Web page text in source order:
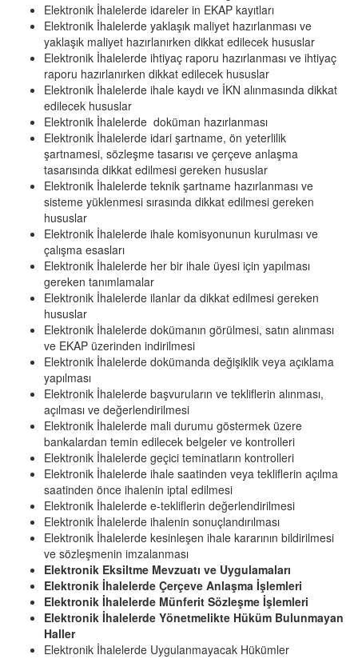
Elektronik İhalelerde idareler in EKAP kayıtları
Elektronik İhalelerde yaklaşık maliyet hazırlanması ve
yaklaşık maliyet hazırlanırken dikkat edilecek hususlar
Elektronik İhalelerde ihtiyaç raporu hazırlanması ve ihtiyaç
raporu hazırlanırken dikkat edilecek hususlar
Elektronik İhalelerde ihale kaydı ve İKN alınmasında dikkat
edilecek hususlar
Elektronik İhalelerde doküman hazırlanması
Elektronik İhalelerde idari şartname, ön yeterlilik
şartnamesi, sözleşme tasarısı ve çerçeve anlaşma
tasarısında dikkat edilmesi gereken hususlar
Elektronik İhalelerde teknik şartname hazırlanması ve
sisteme yüklenmesi sırasında dikkat edilmesi gereken
hususlar
Elektronik İhalelerde ihale komisyonunun kurulması ve
çalışma esasları
Elektronik İhalelerde her bir ihale üyesi için yapılması
gereken tanımlamalar
Elektronik İhalelerde ilanlar da dikkat edilmesi gereken
hususlar
Elektronik İhalelerde dokümanın görülmesi, satın alınması
ve EKAP üzerinden indirilmesi
Elektronik İhalelerde dokümanda değişiklik veya açıklama
yapılması
Elektronik İhalelerde başvuruların ve tekliflerin alınması,
açılması ve değerlendirilmesi
Elektronik İhalelerde mali durumu göstermek üzere
bankalardan temin edilecek belgeler ve kontrolleri
Elektronik İhalelerde geçici teminatların kontrolleri
Elektronik İhalelerde ihale saatinden veya tekliflerin açılma
saatinden önce ihalenin iptal edilmesi
Elektronik İhalelerde e-tekliflerin değerlendirilmesi
Elektronik İhalelerde ihalenin sonuçlandırılması
Elektronik İhalelerde kesinleşen ihale kararının bildirilmesi
ve sözleşmenin imzalanması
Elektronik Eksiltme Mevzuatı ve Uygulamaları
Elektronik İhalelerde Çerçeve Anlaşma İşlemleri
Elektronik İhalelerde Münferit Sözleşme İşlemleri
Elektronik İhalelerde Yönetmelikte Hüküm Bulunmayan
Haller
Elektronik İhalelerde Uygulanmayacak Hükümler